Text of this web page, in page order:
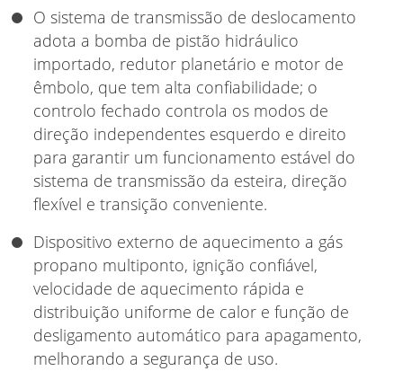
O sistema de transmissão de deslocamento
adota a bomba de pistão hidráulico
importado, redutor planetário e motor de
êmbolo, que tem alta confiabilidade; o
controlo fechado controla os modos de
direção independentes esquerdo e direito
para garantir um funcionamento estável do
sistema de transmissão da esteira, direção
flexível e transição conveniente.
Dispositivo externo de aquecimento a gás
propano multiponto, ignição confiável,
velocidade de aquecimento rápida e
distribuição uniforme de calor e função de
desligamento automático para apagamento,
melhorando a segurança de uso.